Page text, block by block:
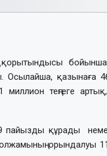
қорытындысы
қазынаға
теңгеге
пайызды құрады